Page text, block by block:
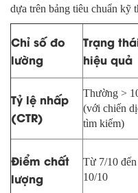
dựa trên bảng tiêu chuẩn kỹ
Chỉ số đo
lường
Trạng
hiệu quả
Tỷ lệ nhấp
(CTR)
Thường >
(với chiến
tìm kiếm)
Điểm chất
lượng
Từ 7/10 đến
10/10